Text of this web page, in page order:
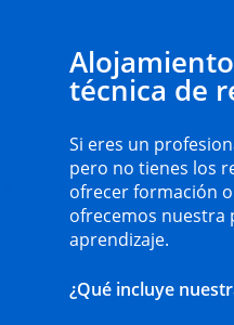
técnica de
Si eres un
pero no tienes los
ofrecer formación
ofrecemos nuestra
aprendizaje.
¿Qué incluye